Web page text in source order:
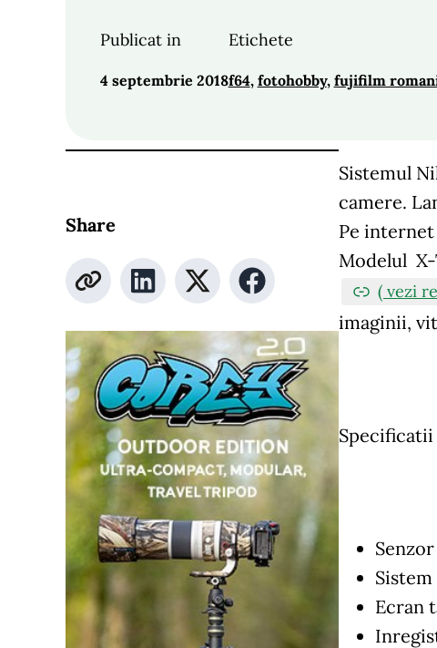
Publicat in
4 septembrie 2018
Etichete
f64, fotohobby, fujifilm
Share
Sistemul
camere.
Pe
Modelul
( vezi
imaginii,
Ecran